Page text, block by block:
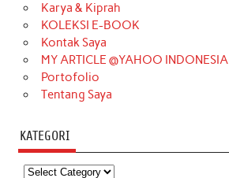
Karya & Kiprah
KOLEKSI E-BOOK
Kontak Saya
MY ARTICLE @YAHOO INDONESIA
Portofolio
Tentang Saya
KATEGORI
Kategori